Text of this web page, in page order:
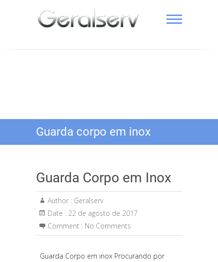
Geralserv 11 97205-8000
Guarda corpo em inox
Guarda Corpo em Inox
Author : Geralserv
Date : 22 de agosto de 2017
Comment : No Comments
Guarda Corpo em inox Procurando por